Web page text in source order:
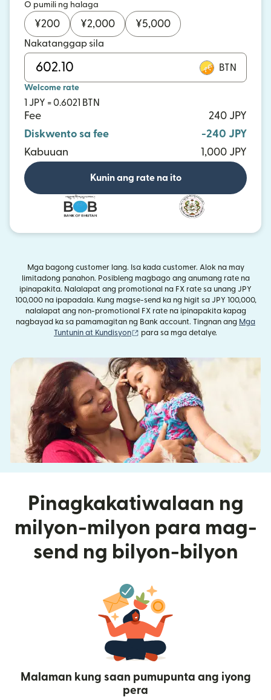
O pumili ng halaga
¥200 ¥2,000 ¥5,000
Nakatanggap sila
BTN
Welcome rate
1 JPY = 0.6021 BTN
Fee
240 JPY
Diskwento sa fee
-240 JPY
Kabuuan
1,000 JPY
Kunin ang rate na ito
Mga bagong customer lang. Isa kada customer. Alok na may
limitadong panahon. Posibleng magbago ang anumang rate na
ipinapakita. Nalalapat ang promotional na FX rate sa unang JPY
100,000 na ipapadala. Kung magse-send ka ng higit sa JPY 100,000,
nalalapat ang non-promotional FX rate na ipinapakita kapag
nagbayad ka sa pamamagitan ng Bank account. Tingnan ang Mga
Tuntunin at Kundisyon
(bubukas sa bagong window)
para sa mga detalye.
Pinagkakatiwalaan ng
milyon-milyon para mag-
send ng bilyon-bilyon
Malaman kung saan pumupunta ang iyong
pera